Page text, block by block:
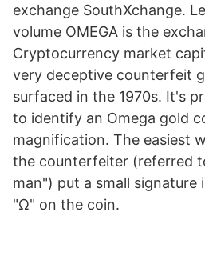
exchange SouthXchange.
volume OMEGA is the
Cryptocurrency market
very deceptive counterfeit
surfaced in the 1970s. It's
to identify an Omega gold
magnification. The easiest
the counterfeiter (referred
man") put a small
"Ω" on the coin.